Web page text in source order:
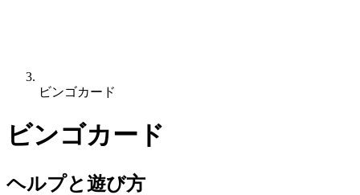
ビンゴカード
ビンゴカード
ヘルプと遊び方